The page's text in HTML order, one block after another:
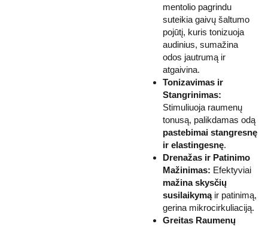
mentolio pagrindu
suteikia gaivų šaltumo
pojūtį, kuris tonizuoja
audinius, sumažina
odos jautrumą ir
atgaivina.
Tonizavimas ir
Stangrinimas:
Stimuliuoja raumenų
tonusą, palikdamas odą
pastebimai stangresnę
ir elastingesnę.
Drenažas ir Patinimo
Mažinimas: Efektyviai
mažina skysčių
susilaikymąir patinimą,
gerina mikrocirkuliaciją.
Greitas Raumenų